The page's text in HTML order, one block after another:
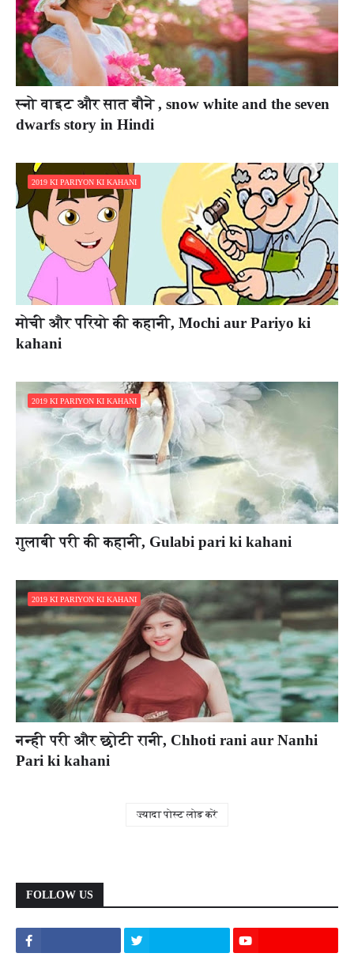
स्नो वाइट और सात बौने , snow white and the seven
dwarfs story in Hindi
2019 KI PARIYON KI KAHANI
मोची और परियो की कहानी, Mochi aur Pariyo ki
kahani
2019 KI PARIYON KI KAHANI
गुलाबी परी की कहानी, Gulabi pari ki kahani
2019 KI PARIYON KI KAHANI
नन्ही परी और छोटी रानी, Chhoti rani aur Nanhi
Pari ki kahani
ज़्यादा पोस्ट लोड करें
FOLLOW US